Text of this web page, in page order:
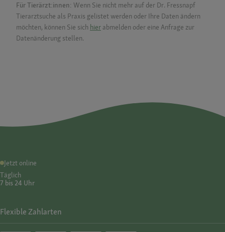
Für Tierärzt:innen: Wenn Sie nicht mehr auf der Dr. Fressnapf
Tierarztsuche als Praxis gelistet werden oder Ihre Daten ändern
möchten, können Sie sich hier abmelden oder eine Anfrage zur
Datenänderung stellen.
Jetzt online
Täglich
7 bis 24 Uhr
Flexible Zahlarten